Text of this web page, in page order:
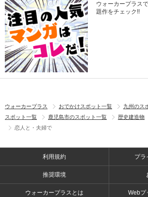
ウォーカープラス
題作をチェック!!
ウォーカープラス おでかけスポット一覧 九州のス
スポット一覧
鹿児島市のスポット一覧 歴史建造物
恋人と・夫婦で
利用規約 プラ
推奨環境
ウォーカープラスとは Webプ